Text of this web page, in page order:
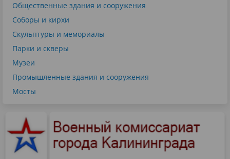
Общественные здания и сооружения
Соборы и кирхи
Скульптуры и мемориалы
Парки и скверы
Музеи
Промышленные здания и сооружения
Мосты